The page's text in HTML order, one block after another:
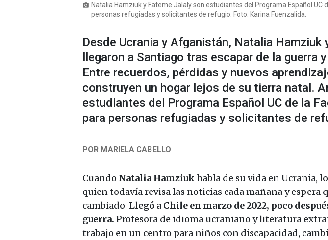
photo_camera Natalia Hamziuk y Fateme Jalaly son estudiantes del Programa Español UC
personas refugiadas y solicitantes de refugio. Foto: Karina Fuenzalida.
Desde Ucrania y Afganistán, Natalia Hamziuk
llegaron a Santiago tras escapar de la guerra
Entre recuerdos, pérdidas y nuevos
construyen un hogar lejos de su tierra natal.
estudiantes del Programa Español UC de la
para personas refugiadas y solicitantes de
POR MARIELA CABELLO
Cuando Natalia Hamziuk habla de su vida en Ucrania,
quien todavía revisa las noticias cada mañana y espera
cambiado. Llegó a Chile en marzo de 2022, poco
guerra. Profesora de idioma ucraniano y literatura
trabajo en un centro para niños con discapacidad,